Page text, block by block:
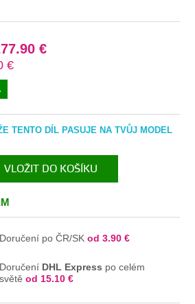
€
€
TENTO DÍL PASUJE NA TVŮJ MODEL
VLOŽIT DO KOŠÍKU
Doručení po ČR/SKod 3.90 €
Doručení DHL Express po celém
světěod 15.10 €